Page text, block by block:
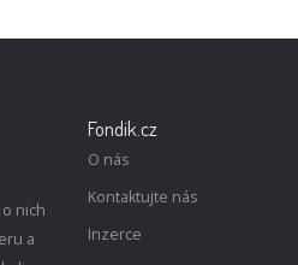
nich
a
Fondik.cz
O nás
Kontaktujte nás
Inzerce